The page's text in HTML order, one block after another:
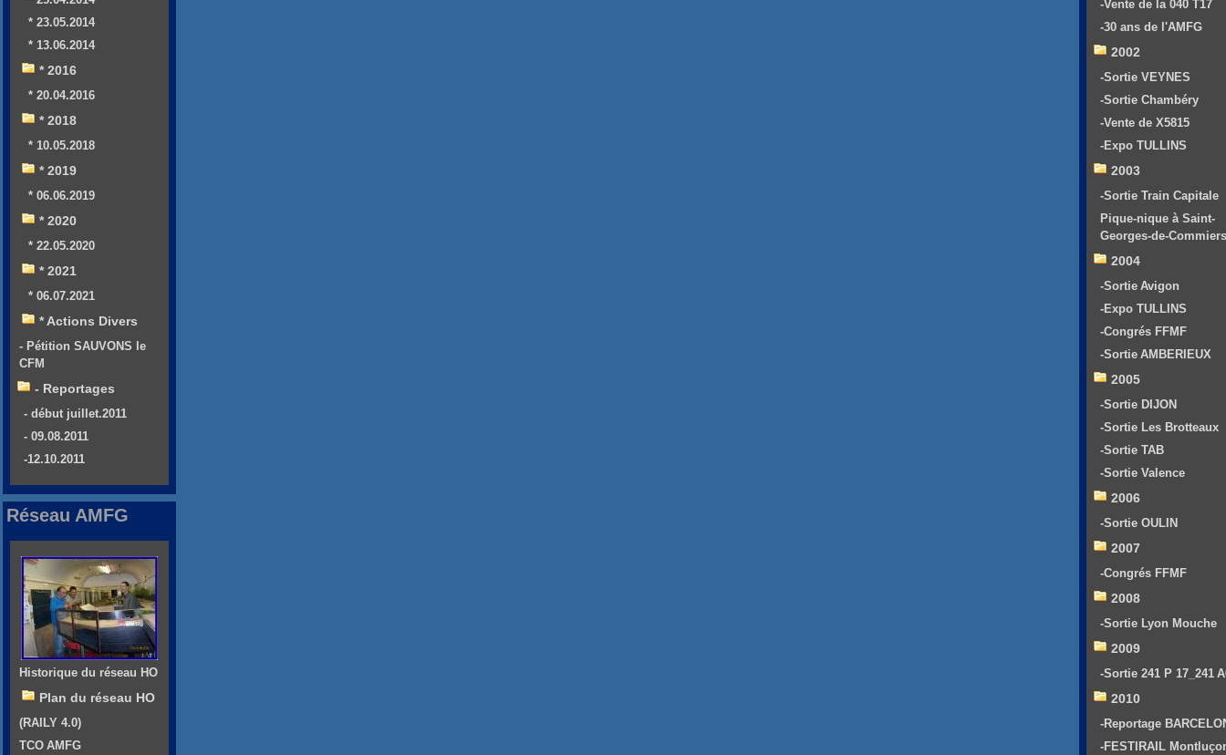
* 23.05.2014
* 13.06.2014
* 2016
* 20.04.2016
* 2018
* 10.05.2018
* 2019
* 06.06.2019
* 2020
* 22.05.2020
* 2021
* 06.07.2021
* Actions Divers
- Pétition SAUVONS le
CFM
- Reportages
- début juillet.2011
- 09.08.2011
-12.10.2011
Réseau AMFG
Historique du réseau HO
Plan du réseau HO
(RAILY 4.0)
TCO AMFG
-Vente de la 040 T17
-30 ans de l'AMFG
2002
-Sortie VEYNES
-Sortie Chambéry
-Vente de X5815
-Expo TULLINS
2003
-Sortie Train Capitale
Pique-nique à Saint-
Georges-de-Commiers
2004
-Sortie Avigon
-Expo TULLINS
-Congrés FFMF
-Sortie AMBERIEUX
2005
-Sortie DIJON
-Sortie Les Brotteaux
-Sortie TAB
-Sortie Valence
2006
-Sortie OULIN
2007
-Congrés FFMF
2008
-Sortie Lyon Mouche
2009
-Sortie 241 P 17_241
2010
-Reportage
-FESTIRAIL